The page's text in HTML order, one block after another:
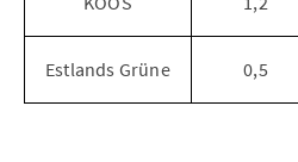
Estlands Grüne 0,5